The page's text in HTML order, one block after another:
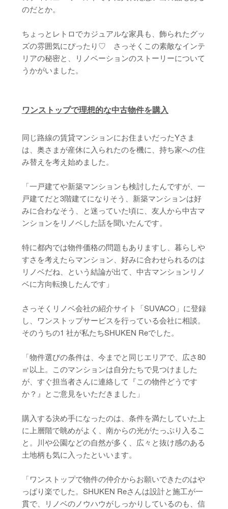
のだとか。
ちょっとレトロでカジュアルな家具も、飾られたグッ
ズの雰囲気にぴったり♡ さっそくこの素敵なインテ
リアの秘密と、リノベーションのストーリーについて
うかがいました。
ワンストップで理想的な中古物件を購入
同じ路線の賃貸マンションにお住まいだったYさま
は、奥さまが産休に入られたのを機に、持ち家への住
み替えを考え始めました。
「一戸建てや新築マンションも検討したんですが、一
戸建てだと3階建てになりそう、新築マンションは好
みに合わなそう、と迷っていた頃に、友人から中古マ
ンションをリノベした話を聞いたんです。
特に都内では物件価格の問題もありますし、暮らしや
すさを考えたらマンション、好みに合わせられるのは
リノベだね、という結論が出て、中古マンションリノ
ベに方向転換したんです」
さっそくリノベ会社の紹介サイト「SUVACO」に登録
し、ワンストップサービスを行っている会社に相談。
そのうちの1 社が私たちSHUKEN Reでした。
「物件選びの条件は、今までと同じエリアで、広さ80
㎡以上。このマンションは自分たちで見つけました
が、すぐ担当者さんに連絡して『この物件どうです
か？』とご意見をいただきました」
購入する決め手になったのは、条件を満たしていた上
に上層階で眺めがよく、南からの光がたっぷり入るこ
と。川や公園などの自然が多く、広々と抜け感のある
土地柄も気に入ったといいます。
「ワンストップで物件の仲介からお願いできたのはや
っぱり楽でした。SHUKEN Reさんは設計と施工が一
貫で、リノベのノウハウがしっかりしているのも、信